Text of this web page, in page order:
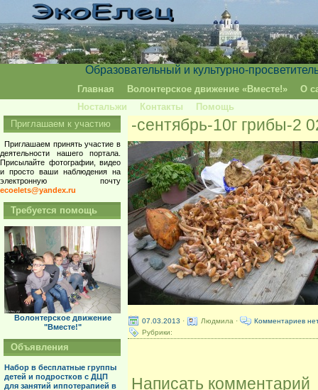
Образовательный и культурно-
Главная Волонтерское движение «Вместе!»
О
Ностальжи
Контакты Помощь
-сентябрь-10г грибы-2
07.03.2013 · Людмила ·
Комментариев
Рубрики:
Написать комментарий
Приглашаем к участию
Приглашаем принять участие в
деятельности нашего портала.
Присылайте фотографии, видео
и просто ваши наблюдения на
электронную почту
ecoelets@yandex.ru
Требуется помощь
Волонтерское движение
"Вместе!"
Объявления
Набор в бесплатные группы
детей и подростков с ДЦП
для занятий иппотерапией в